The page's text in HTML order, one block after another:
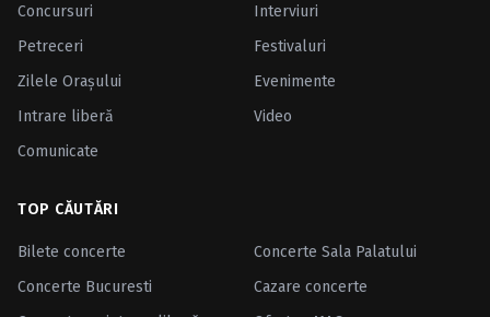
Concursuri
Interviuri
Petreceri
Festivaluri
Zilele Oraşului
Evenimente
Intrare liberă
Video
Comunicate
TOP CĂUTĂRI
Bilete concerte
Concerte Sala Palatului
Concerte Bucuresti
Cazare concerte